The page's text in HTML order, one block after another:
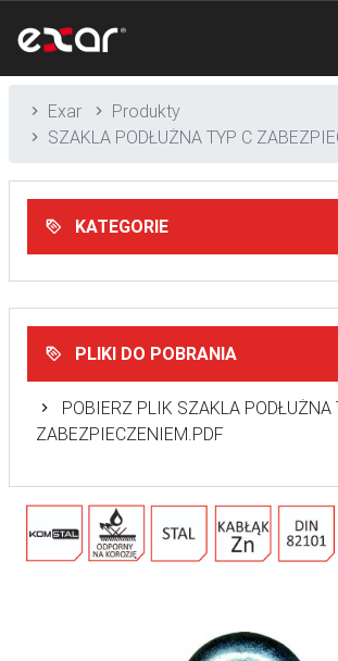
Exar
Produkty
SZAKLA PODŁUŻNA TYP C
KATEGORIE
PLIKI DO POBRANIA
POBIERZ PLIK SZAKLA PODŁUŻNA
ZABEZPIECZENIEM.PDF